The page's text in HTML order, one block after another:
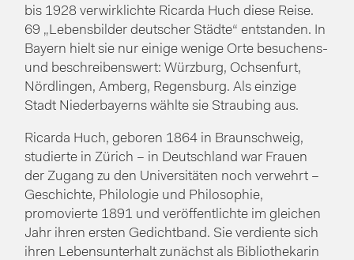
bis 1928 verwirklichte Ricarda Huch diese Reise.
69 „Lebensbilder deutscher Städte“ entstanden. In
Bayern hielt sie nur einige wenige Orte besuchens-
und beschreibenswert: Würzburg, Ochsenfurt,
Nördlingen, Amberg, Regensburg. Als einzige
Stadt Niederbayerns wählte sie Straubing aus.
Ricarda Huch, geboren 1864 in Braunschweig,
studierte in Zürich – in Deutschland war Frauen
der Zugang zu den Universitäten noch verwehrt –
Geschichte, Philologie und Philosophie,
promovierte 1891 und veröffentlichte im gleichen
Jahr ihren ersten Gedichtband. Sie verdiente sich
ihren Lebensunterhalt zunächst als Bibliothekarin